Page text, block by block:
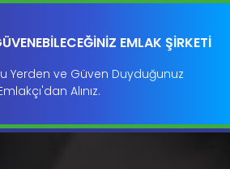
EMLAK ŞİRKETİ
Yerden ve Güven Duyduğunuz
Alınız.